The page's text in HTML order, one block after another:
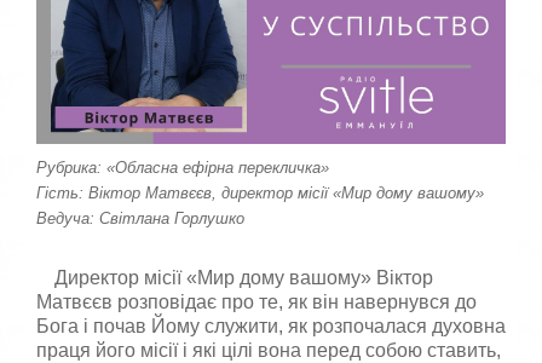
а
в
т
е
о
н
к
у
Рубрика: «Обласна ефірна перекличка»
Гість: Віктор Матвєєв, директор місії «Мир дому вашому»
Ведуча: Світлана Горлушко
Директор місії «Мир дому вашому» Віктор
Матвєєв розповідає про те, як він навернувся до
Бога і почав Йому служити, як розпочалася духовна
праця його місії і які цілі вона перед собою ставить,